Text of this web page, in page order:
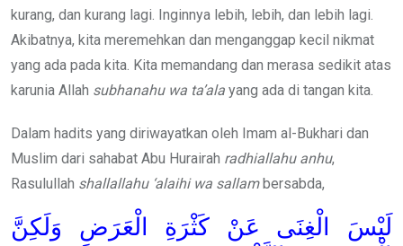
kurang, dan kurang lagi. Inginnya lebih, lebih, dan lebih lagi.
Akibatnya, kita meremehkan dan menganggap kecil nikmat
yang ada pada kita. Kita memandang dan merasa sedikit atas
karunia Allah subhanahu wa ta’ala yang ada di tangan kita.
Dalam hadits yang diriwayatkan oleh Imam al-Bukhari dan
Muslim dari sahabat Abu Hurairah radhiallahu anhu,
Rasulullah shallallahu ‘alaihi wa sallambersabda,
لَيْسَ الْغِنَى عَنْ كَثْرَةِ الْعَرَضِ وَلَكِنَّ